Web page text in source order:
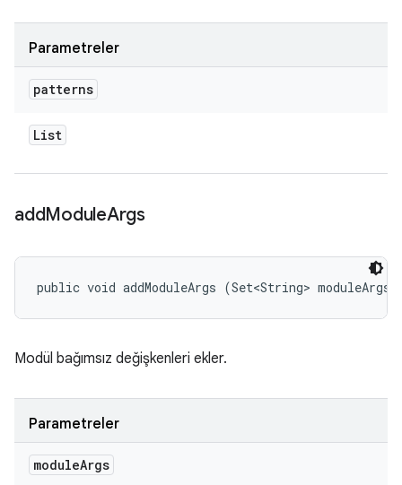
Parametreler
patterns
List
addModuleArgs
public void addModuleArgs (Set<String> moduleArgs)
Modül bağımsız değişkenleri ekler.
Parametreler
moduleArgs